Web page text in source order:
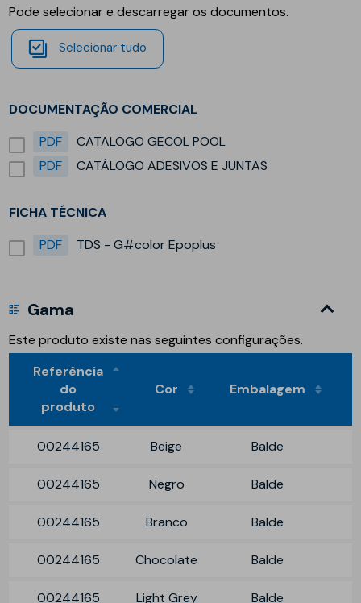
Pode selecionar e descarregar os documentos.
Selecionar tudo
DOCUMENTAÇÃO COMERCIAL
PDF
CATALOGO GECOL POOL
PDF
CATÁLOGO ADESIVOS E JUNTAS
FICHA TÉCNICA
PDF
TDS - G#color Epoplus
Gama
Este produto existe nas seguintes configurações.
Referência
do
produto
Cor Embalagem
00244165 Beige Balde
00244165 Negro Balde
00244165 Branco Balde
00244165 Chocolate Balde
00244165 Light Grey Balde